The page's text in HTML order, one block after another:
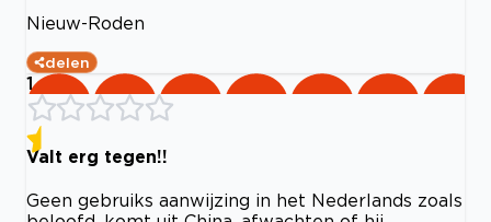
Nieuw-Roden
delen
1
Valt erg tegen!!
Geen gebruiks aanwijzing in het Nederlands zoals